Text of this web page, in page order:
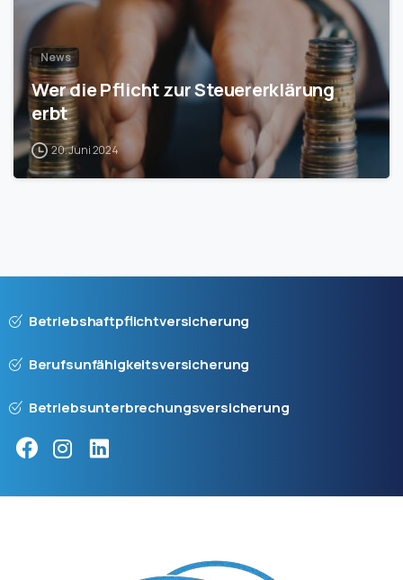
News
Wer die Pflicht zur Steuererklärung
erbt
20. Juni 2024
Betriebshaftpflichtversicherung
Berufsunfähigkeitsversicherung
Betriebsunterbrechungsversicherung